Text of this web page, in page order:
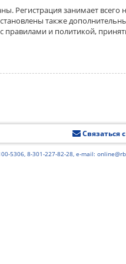
Регистрация занимает всего
также
правилами и политикой,
Связаться
5306, 8-301-227-82-28, e-mail: